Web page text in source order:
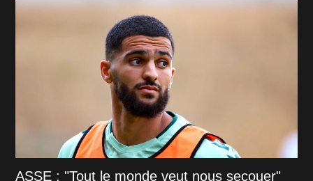
ASSE : "Tout le monde veut nous secouer"